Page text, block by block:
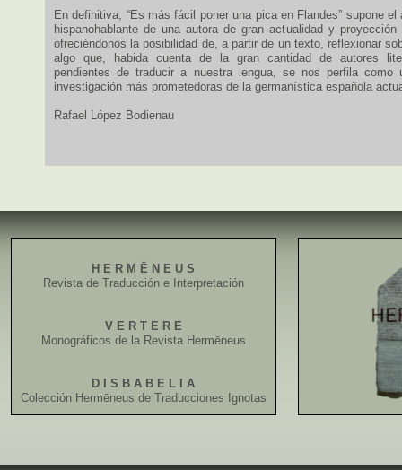
En definitiva, “Es más fácil poner una pica en Flandes” supone
hispanohablante de una autora de gran actualidad y
ofreciéndonos la posibilidad de, a partir de un texto, reflexionar
algo que, habida cuenta de la gran cantidad de autores
pendientes de traducir a nuestra lengua, se nos perfila
investigación más prometedoras de la germanística española
Rafael López Bodienau
H E R M Ē N E U S
Revista de Traducción e Interpretación
V E R T E R E
Monográficos de la Revista Hermēneus
D I S B A B E L I A
Colección Hermēneus de Traducciones Ignotas